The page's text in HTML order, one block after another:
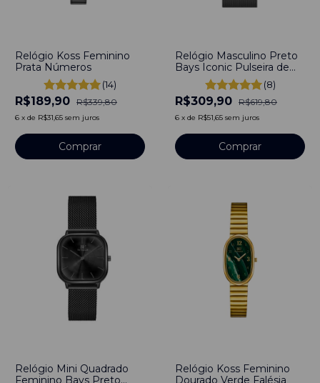
Relógio Koss Feminino
Prata Números
(14)
R$189,90 R$339,80
6 x de R$31,65 sem juros
Relógio Masculino Preto
Bays Iconic Pulseira de
Aço Preto 40mm
Minimalista Aço
Inoxidável banhado a
titânio
(8)
R$309,90 R$619,80
6 x de R$51,65 sem juros
Comprar
Relógio Mini Quadrado
Feminino Bays Preto
Relógio Koss Feminino
Dourado Verde Falésia